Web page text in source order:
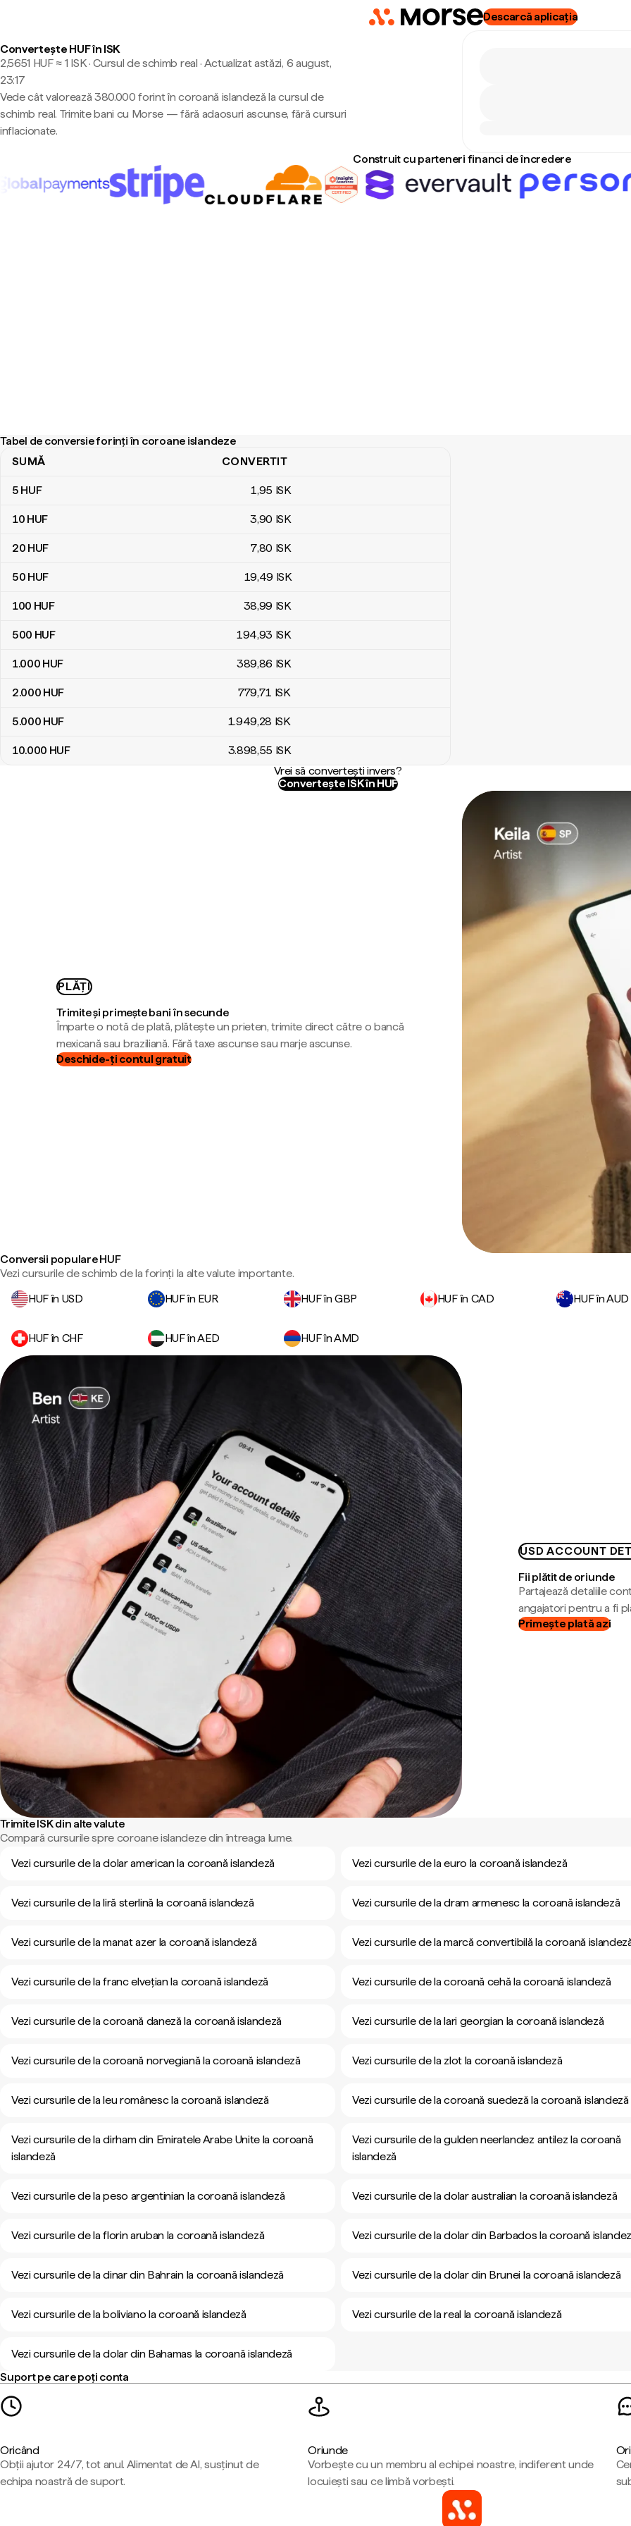
Descarcă aplicația
Convertește HUF în ISK
2,5651 HUF ≈ 1 ISK · Cursul de schimb real · Actualizat astăzi, 6 august,
23:17
Vede cât valorează 380.000 forint în coroană islandeză la cursul de
schimb real. Trimite bani cu Morse — fără adaosuri ascunse, fără cursuri
inflacionate.
Construit cu parteneri financi de încredere
Tabel de conversie forinți în coroane islandeze
Tabel de conversie forinți în coroane islandeze
SUMĂ CONVERTIT
5 HUF 1,95 ISK
10 HUF 3,90 ISK
20 HUF 7,80 ISK
50 HUF 19,49 ISK
100 HUF 38,99 ISK
500 HUF 194,93 ISK
1.000 HUF 389,86 ISK
2.000 HUF 779,71 ISK
5.000 HUF 1.949,28 ISK
10.000 HUF 3.898,55 ISK
Vrei să convertești invers?
Convertește ISK în HUF
PLĂȚI
Trimite și primește bani în secunde
Împarte o notă de plată, plătește un prieten, trimite direct către o bancă
mexicană sau braziliană. Fără taxe ascunse sau marje ascunse.
Deschide-ți contul gratuit
Conversii populare HUF
Vezi cursurile de schimb de la forinți la alte valute importante.
HUF în USD
HUF în EUR HUF în GBP HUF în CAD HUF în AUD
HUF în CHF HUF în AED HUF în AMD
USD ACCOUNT
Fii plătit de oriunde
Partajează detaliile
angajatori pentru a fi
Primește plată azi
Trimite ISK din alte valute
Compară cursurile spre coroane islandeze din întreaga lume.
Vezi cursurile de la dolar american la coroană islandeză
Vezi cursurile de la euro la coroană islandeză
Vezi cursurile de la liră sterlină la coroană islandeză Vezi cursurile de la dram armenesc la coroană islandeză
Vezi cursurile de la manat azer la coroană islandeză Vezi cursurile de la marcă convertibilă la coroană
Vezi cursurile de la franc elvețian la coroană islandeză Vezi cursurile de la coroană cehă la coroană islandeză
Vezi cursurile de la coroană daneză la coroană islandeză Vezi cursurile de la lari georgian la coroană islandeză
Vezi cursurile de la coroană norvegiană la coroană islandeză Vezi cursurile de la zlot la coroană islandeză
Vezi cursurile de la leu românesc la coroană islandeză Vezi cursurile de la coroană suedeză la coroană islandeză
Vezi cursurile de la dirham din Emiratele Arabe Unite la coroană
islandeză
Vezi cursurile de la gulden neerlandez antilez la coroană
islandeză
Vezi cursurile de la peso argentinian la coroană islandeză Vezi cursurile de la dolar australian la coroană islandeză
Vezi cursurile de la florin aruban la coroană islandeză Vezi cursurile de la dolar din Barbados la coroană
Vezi cursurile de la dinar din Bahrain la coroană islandeză Vezi cursurile de la dolar din Brunei la coroană islandeză
Vezi cursurile de la boliviano la coroană islandeză Vezi cursurile de la real la coroană islandeză
Vezi cursurile de la dolar din Bahamas la coroană islandeză
Suport pe care poți conta
Oricând
Obții ajutor 24/7, tot anul. Alimentat de AI, susținut de
echipa noastră de suport.
Oriunde
Vorbește cu un membru al echipei noastre, indiferent unde
locuiești sau ce limbă vorbești.